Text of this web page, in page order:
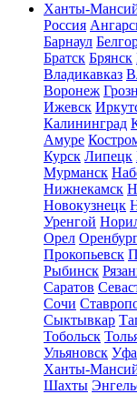
Ханты-
Россия
Барнаул
Братск Брянск
Владикавказ
Воронеж
Ижевск
Калининград
Амуре
Курск Липецк
Мурманск
Нижнекамск
Новокузнецк
Уренгой
Орел
Прокопьевск
Рыбинск
Саратов
Сочи
Сыктывкар
Тобольск
Ульяновск Уфа
Ханты-
Шахты